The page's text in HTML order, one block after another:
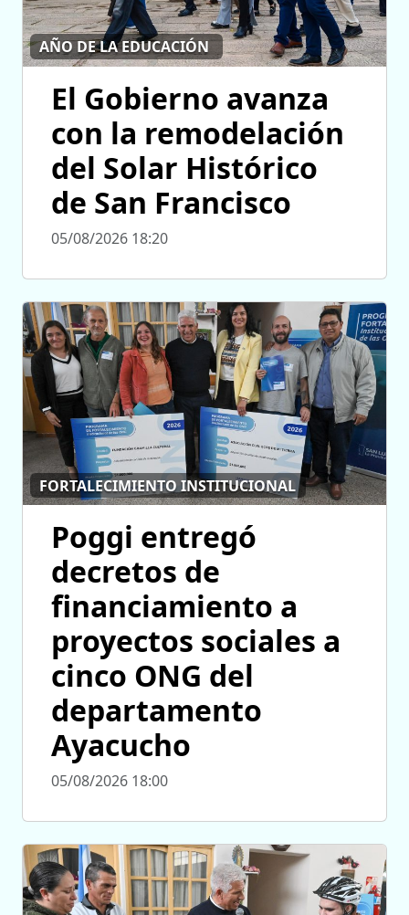
AÑO DE LA EDUCACIÓN
El Gobierno avanza
con la remodelación
del Solar Histórico
de San Francisco
05/08/2026 18:20
FORTALECIMIENTO INSTITUCIONAL
Poggi entregó
decretos de
financiamiento a
proyectos sociales a
cinco ONG del
departamento
Ayacucho
05/08/2026 18:00